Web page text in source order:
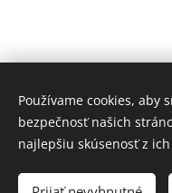
vk.com/
Youtube/
Používame cookies, aby
bezpečnosť našich
najlepšiu skúsenosť z